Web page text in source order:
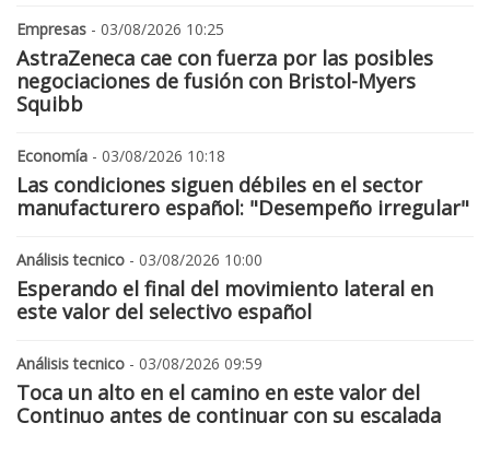
Empresas - 03/08/2026 10:25
AstraZeneca cae con fuerza por las posibles
negociaciones de fusión con Bristol-Myers
Squibb
Economía - 03/08/2026 10:18
Las condiciones siguen débiles en el sector
manufacturero español: "Desempeño irregular"
Análisis tecnico - 03/08/2026 10:00
Esperando el final del movimiento lateral en
este valor del selectivo español
Análisis tecnico - 03/08/2026 09:59
Toca un alto en el camino en este valor del
Continuo antes de continuar con su escalada